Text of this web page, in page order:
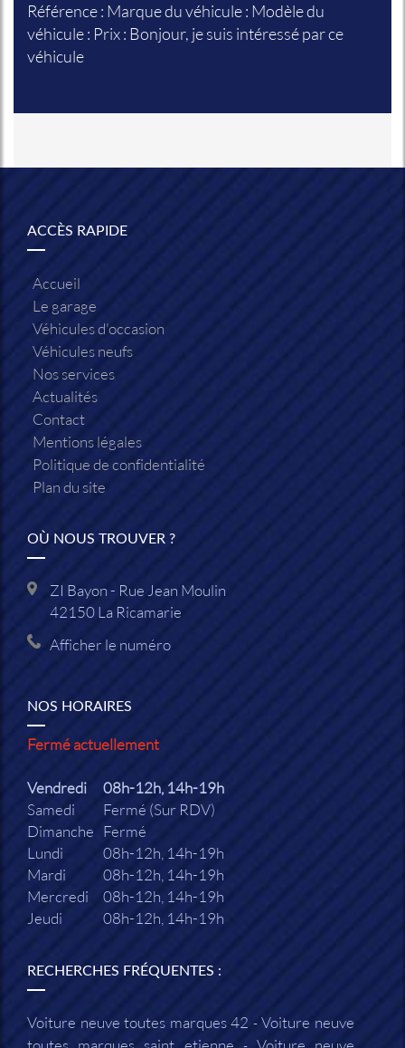
Référence : Marque du véhicule : Modèle du
véhicule : Prix : Bonjour, je suis intéressé par ce
véhicule
ACCÈS RAPIDE
Accueil
Le garage
Véhicules d'occasion
Véhicules neufs
Nos services
Actualités
Contact
Mentions légales
Politique de confidentialité
Plan du site
OÙ NOUS TROUVER ?
ZI Bayon - Rue Jean Moulin
42150La Ricamarie
Afficher le numéro
NOS HORAIRES
Fermé actuellement
Vendredi
08h-12h, 14h-19h
Samedi
Fermé (Sur RDV)
Dimanche Fermé
Lundi
08h-12h, 14h-19h
Mardi
08h-12h, 14h-19h
Mercredi
08h-12h, 14h-19h
Jeudi
08h-12h, 14h-19h
RECHERCHES FRÉQUENTES :
Voiture neuve toutes marques 42
Voiture neuve